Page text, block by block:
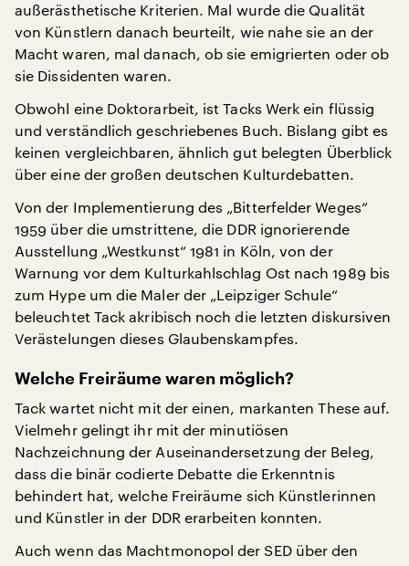
außerästhetische Kriterien. Mal wurde die Qualität
von Künstlern danach beurteilt, wie nahe sie an der
Macht waren, mal danach, ob sie emigrierten oder ob
sie Dissidenten waren.
Obwohl eine Doktorarbeit, ist Tacks Werk ein flüssig
und verständlich geschriebenes Buch. Bislang gibt es
keinen vergleichbaren, ähnlich gut belegten Überblick
über eine der großen deutschen Kulturdebatten.
Von der Implementierung des „Bitterfelder Weges“
1959 über die umstrittene, die DDR ignorierende
Ausstellung „Westkunst“ 1981 in Köln, von der
Warnung vor dem Kulturkahlschlag Ost nach 1989 bis
zum Hype um die Maler der „Leipziger Schule“
beleuchtet Tack akribisch noch die letzten diskursiven
Verästelungen dieses Glaubenskampfes.
Welche Freiräume waren möglich?
Tack wartet nicht mit der einen, markanten These auf.
Vielmehr gelingt ihr mit der minutiösen
Nachzeichnung der Auseinandersetzung der Beleg,
dass die binär codierte Debatte die Erkenntnis
behindert hat, welche Freiräume sich Künstlerinnen
und Künstler in der DDR erarbeiten konnten.
Auch wenn das Machtmonopol der SED über den